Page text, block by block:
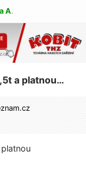
A.
a platnou…